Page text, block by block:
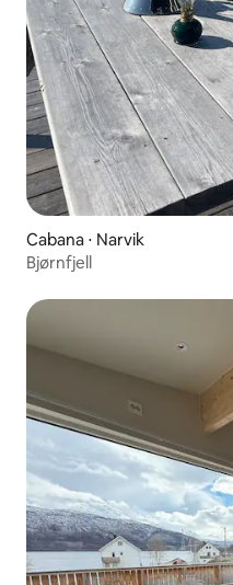
Cabana ⋅ Narvik
Bjørnfjell